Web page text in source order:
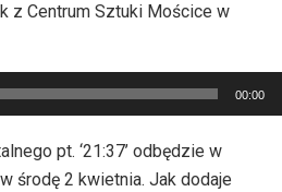
z Centrum Sztuki Mościce w
00:00
pt. ‘21:37’ odbędzie w
środę 2 kwietnia. Jak dodaje